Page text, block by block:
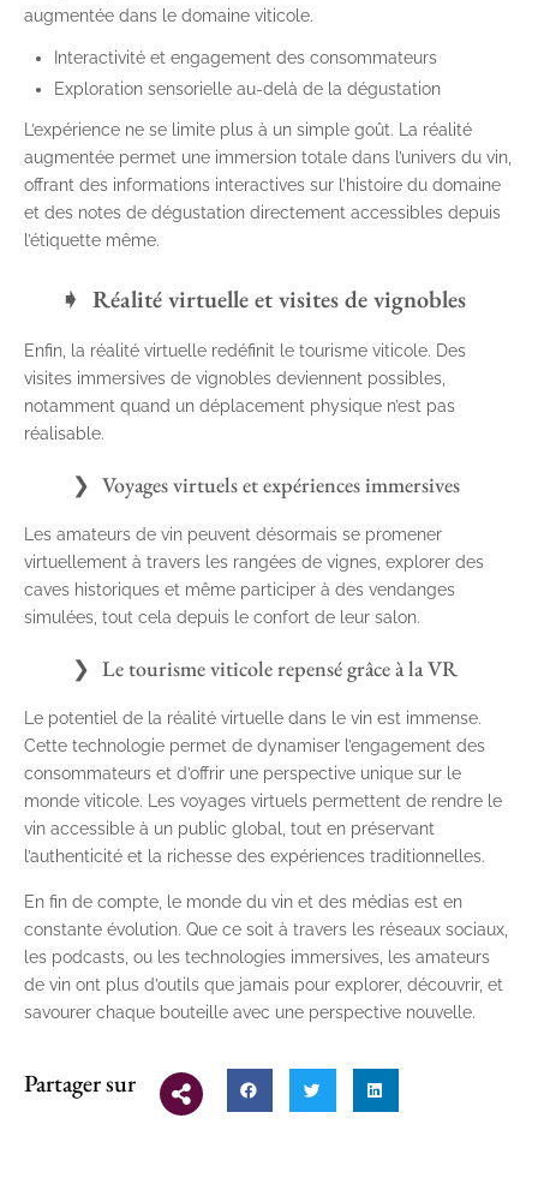
augmentée dans le domaine viticole.
Interactivité et engagement des consommateurs
Exploration sensorielle au-delà de la dégustation
L’expérience ne se limite plus à un simple goût. La réalité
augmentée permet une immersion totale dans l’univers du vin,
offrant des informations interactives sur l’histoire du domaine
et des notes de dégustation directement accessibles depuis
l’étiquette même.
Réalité virtuelle et visites de vignobles
Enfin, la réalité virtuelle redéfinit le tourisme viticole. Des
visites immersives de vignobles deviennent possibles,
notamment quand un déplacement physique n’est pas
réalisable.
Voyages virtuels et expériences immersives
Les amateurs de vin peuvent désormais se promener
virtuellement à travers les rangées de vignes, explorer des
caves historiques et même participer à des vendanges
simulées, tout cela depuis le confort de leur salon.
Le tourisme viticole repensé grâce à la VR
Le potentiel de la réalité virtuelle dans le vin est immense.
Cette technologie permet de dynamiser l’engagement des
consommateurs et d’offrir une perspective unique sur le
monde viticole. Les voyages virtuels permettent de rendre le
vin accessible à un public global, tout en préservant
l’authenticité et la richesse des expériences traditionnelles.
En fin de compte, le monde du vin et des médias est en
constante évolution. Que ce soit à travers les réseaux sociaux,
les podcasts, ou les technologies immersives, les amateurs
de vin ont plus d’outils que jamais pour explorer, découvrir, et
savourer chaque bouteille avec une perspective nouvelle.
Partager sur